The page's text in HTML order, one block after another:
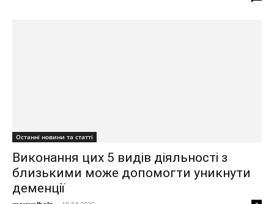
Останні новини та статті
Виконання цих 5 видів діяльності з
близькими може допомогти уникнути
деменції